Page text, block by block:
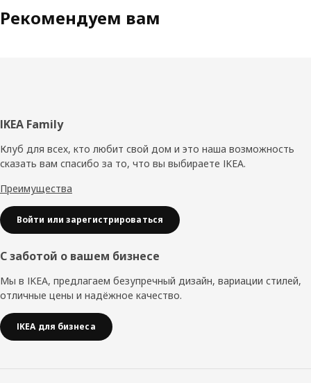
Рекомендуем вам
Нижний
колонтитул
IKEA Family
Клуб для всех, кто любит свой дом и это наша возможность
сказать вам спасибо за то, что вы выбираете IKEA.
Преимущества
Войти или зарегистрироваться
С заботой о вашем бизнесе
Мы в IKEA, предлагаем безупречный дизайн, вариации стилей,
отличные цены и надёжное качество.
IKEA для бизнеса